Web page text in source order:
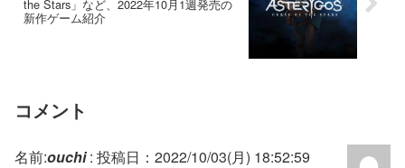
the Stars」など、2022年10月1週発売の
新作ゲーム紹介
コメント
名前:ouchi: 投稿日：2022/10/03(月) 18:52:59